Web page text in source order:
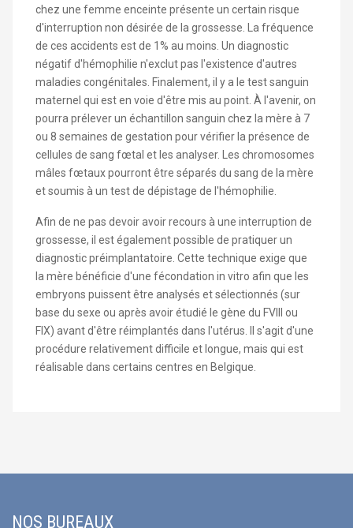
chez une femme enceinte présente un certain risque
d'interruption non désirée de la grossesse. La fréquence
de ces accidents est de 1% au moins. Un diagnostic
négatif d'hémophilie n'exclut pas l'existence d'autres
maladies congénitales. Finalement, il y a le test sanguin
maternel qui est en voie d'être mis au point. À l'avenir, on
pourra prélever un échantillon sanguin chez la mère à 7
ou 8 semaines de gestation pour vérifier la présence de
cellules de sang fœtal et les analyser. Les chromosomes
mâles fœtaux pourront être séparés du sang de la mère
et soumis à un test de dépistage de l'hémophilie.
Afin de ne pas devoir avoir recours à une interruption de
grossesse, il est également possible de pratiquer un
diagnostic préimplantatoire. Cette technique exige que
la mère bénéficie d'une fécondation in vitro afin que les
embryons puissent être analysés et sélectionnés (sur
base du sexe ou après avoir étudié le gène du FVIII ou
FIX) avant d'être réimplantés dans l'utérus. Il s'agit d'une
procédure relativement difficile et longue, mais qui est
réalisable dans certains centres en Belgique.
NOS BUREAUX